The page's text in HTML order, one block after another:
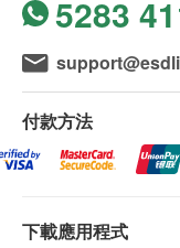
所有體格檢查
卓健醫療體檢中
確認客戶成功
3個工作天的
的時間及地
客戶必須於預
5283
付款方法
下載應用程式